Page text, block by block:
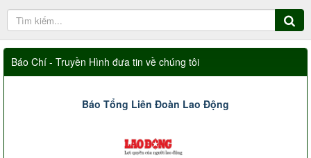
Báo Chí - Truyền Hình đưa tin về chúng tôi
Báo Tổng Liên Đoàn Lao Động